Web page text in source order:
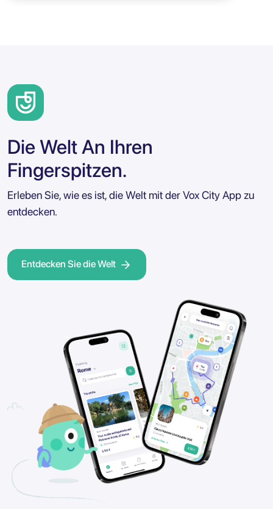
Die Welt An Ihren
Fingerspitzen.
Erleben Sie, wie es ist, die Welt mit der Vox City App zu
entdecken.
Entdecken Sie die Welt